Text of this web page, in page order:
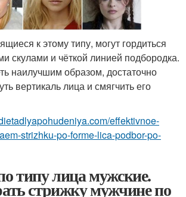
к этому типу, могут гордиться
скулами и чёткой линией подбородка.
наилучшим образом, достаточно
вертикаль лица и смягчить его
effektivnoe-
strizhku-po-forme-lica-podbor-po-
типу лица мужские.
стрижку мужчине по